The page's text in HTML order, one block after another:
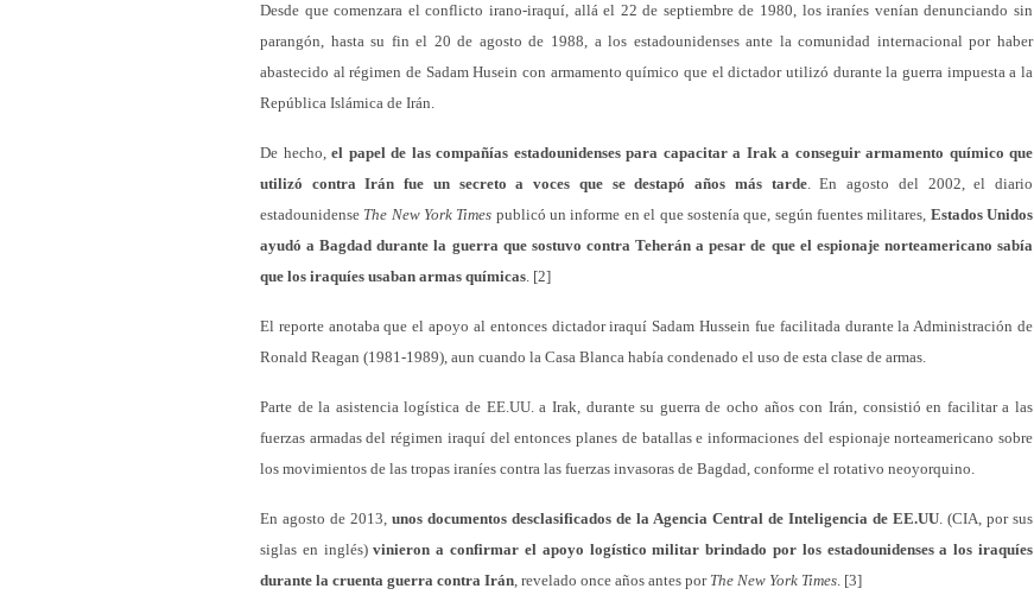
Desde que comenzara el conflicto irano-iraquí, allá el 22 de septiembre de 1980, los iraníes venían denunciando sin
parangón, hasta su fin el 20 de agosto de 1988, a los estadounidenses ante la comunidad internacional por haber
abastecido al régimen de Sadam Husein con armamento químico que el dictador utilizó durante la guerra impuesta a la
República Islámica de Irán.
De hecho, el papel de las compañías estadounidenses para capacitar a Irak a conseguir armamento químico que
utilizó contra Irán fue un secreto a voces que se destapó años más tarde. En agosto del 2002, el diario
estadounidense The New York Times publicó un informe en el que sostenía que, según fuentes militares, Estados Unidos
ayudó a Bagdad durante la guerra que sostuvo contra Teherán a pesar de que el espionaje norteamericano sabía
que los iraquíes usaban armas químicas. [2]
El reporte anotaba que el apoyo al entonces dictador iraquí Sadam Hussein fue facilitada durante la Administración de
Ronald Reagan (1981-1989), aun cuando la Casa Blanca había condenado el uso de esta clase de armas.
Parte de la asistencia logística de EE.UU. a Irak, durante su guerra de ocho años con Irán, consistió en facilitar a las
fuerzas armadas del régimen iraquí del entonces planes de batallas e informaciones del espionaje norteamericano sobre
los movimientos de las tropas iraníes contra las fuerzas invasoras de Bagdad, conforme el rotativo neoyorquino.
En agosto de 2013, unos documentos desclasificados de la Agencia Central de Inteligencia de EE.UU. (CIA, por sus
siglas en inglés)vinieron a confirmar el apoyo logístico militar brindado por los estadounidenses a los iraquíes
durante la cruenta guerra contra Irán, revelado once años antes por The New York Times. [3]